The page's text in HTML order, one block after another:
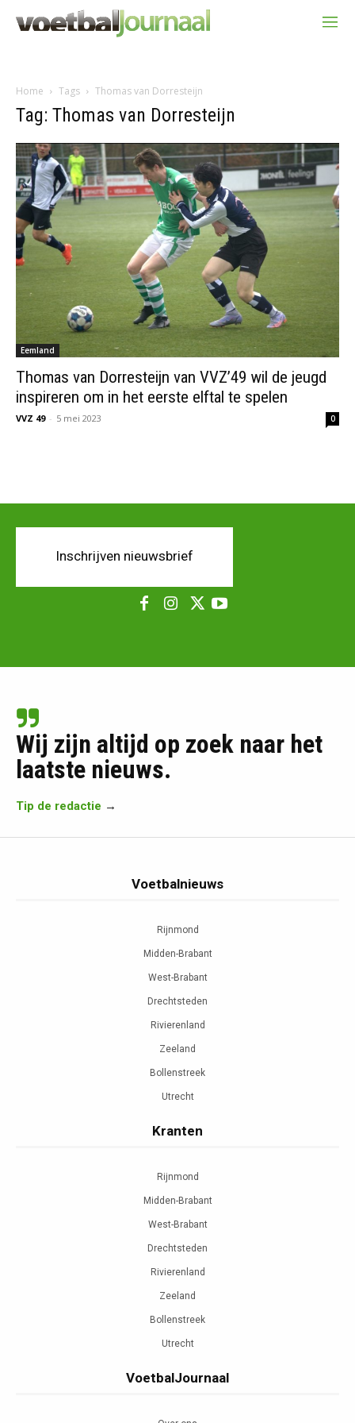
Home Tags Thomas van Dorresteijn
Tag: Thomas van Dorresteijn
Eemland
Thomas van Dorresteijn van VVZ’49 wil de jeugd
inspireren om in het eerste elftal te spelen
VVZ 49 - 5 mei 2023 0
Inschrijven nieuwsbrief
Wij zijn altijd op zoek naar het
laatste nieuws.
Tip de redactie →
Voetbalnieuws
Rijnmond
Midden-Brabant
West-Brabant
Drechtsteden
Rivierenland
Zeeland
Bollenstreek
Utrecht
Kranten
Rijnmond
Midden-Brabant
West-Brabant
Drechtsteden
Rivierenland
Zeeland
Bollenstreek
Utrecht
VoetbalJournaal